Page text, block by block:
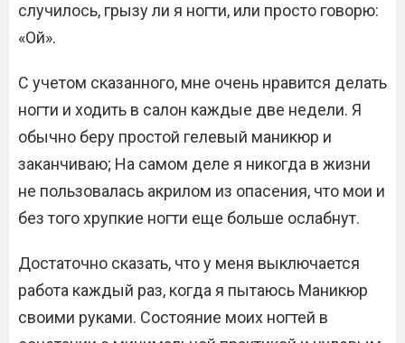
случилось, грызу ли я ногти, или просто говорю:
«Ой».
С учетом сказанного, мне очень нравится делать
ногти и ходить в салон каждые две недели. Я
обычно беру простой гелевый маникюр и
заканчиваю; На самом деле я никогда в жизни
не пользовалась акрилом из опасения, что мои и
без того хрупкие ногти еще больше ослабнут.
Достаточно сказать, что у меня выключается
работа каждый раз, когда я пытаюсь Маникюр
своими руками. Состояние моих ногтей в